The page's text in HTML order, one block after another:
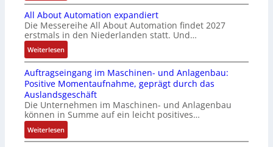
-
S
y
t
e
m
e
t
i
g
R
e
i
f
e
g
a
b
l
e
S
e
u
e
r
u
n
t
i
o
n
v
o
n
A
G
V
u
n
c
h
t
S
t
r
u
k
t
u
r
B
i
s
2
0
3
6
f
e
h
l
e
n
All About Automation expandiert
Die Messereihe All About Automation findet 2027
erstmals in den Niederlanden statt. Und…
Weiterlesen:
A
l
l
A
b
o
u
t
Auftragseingang im Maschinen- und Anlagenbau:
Positive Momentaufnahme, geprägt durch das
Auslandsgeschäft
Die Unternehmen im Maschinen- und Anlagenbau
können in Summe auf ein leicht positives…
Weiterlesen:
A